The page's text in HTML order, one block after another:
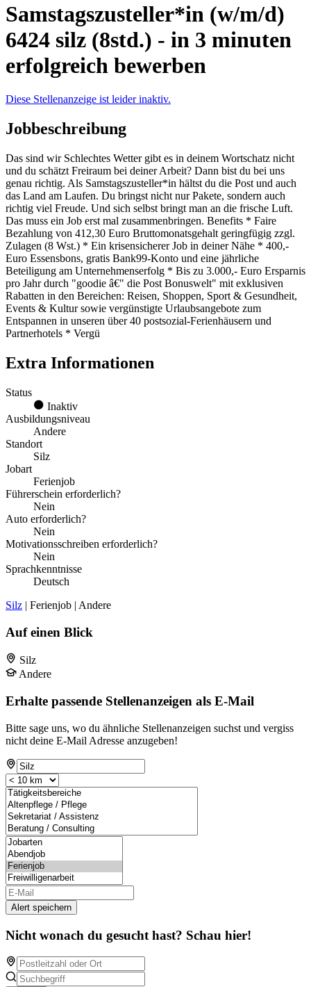
Samstagszusteller*in (w/m/d)
6424 silz (8std.) - in 3 minuten
erfolgreich bewerben
Diese Stellenanzeige ist leider inaktiv.
Jobbeschreibung
Das sind wir Schlechtes Wetter gibt es in deinem Wortschatz nicht
und du schätzt Freiraum bei deiner Arbeit? Dann bist du bei uns
genau richtig. Als Samstagszusteller*in hältst du die Post und auch
das Land am Laufen. Du bringst nicht nur Pakete, sondern auch
richtig viel Freude. Und sich selbst bringt man an die frische Luft.
Das muss ein Job erst mal zusammenbringen. Benefits * Faire
Bezahlung von 412,30 Euro Bruttomonatsgehalt geringfügig zzgl.
Zulagen (8 Wst.) * Ein krisensicherer Job in deiner Nähe * 400,-
Euro Essensbons, gratis Bank99-Konto und eine jährliche
Beteiligung am Unternehmenserfolg * Bis zu 3.000,- Euro Ersparnis
pro Jahr durch "goodie â€" die Post Bonuswelt" mit exklusiven
Rabatten in den Bereichen: Reisen, Shoppen, Sport & Gesundheit,
Events & Kultur sowie vergünstigte Urlaubsangebote zum
Entspannen in unseren über 40 postsozial-Ferienhäusern und
Partnerhotels * Vergü
Extra Informationen
Status
Inaktiv
Ausbildungsniveau
Andere
Standort
Silz
Jobart
Ferienjob
Führerschein erforderlich?
Nein
Auto erforderlich?
Nein
Motivationsschreiben erforderlich?
Nein
Sprachkenntnisse
Deutsch
Silz | Ferienjob | Andere
Auf einen Blick
Silz
Andere
Erhalte passende Stellenanzeigen als E-Mail
Bitte sage uns, wo du ähnliche Stellenanzeigen suchst und vergiss
nicht deine E-Mail Adresse anzugeben!
Alert speichern
Nicht wonach du gesucht hast? Schau hier!